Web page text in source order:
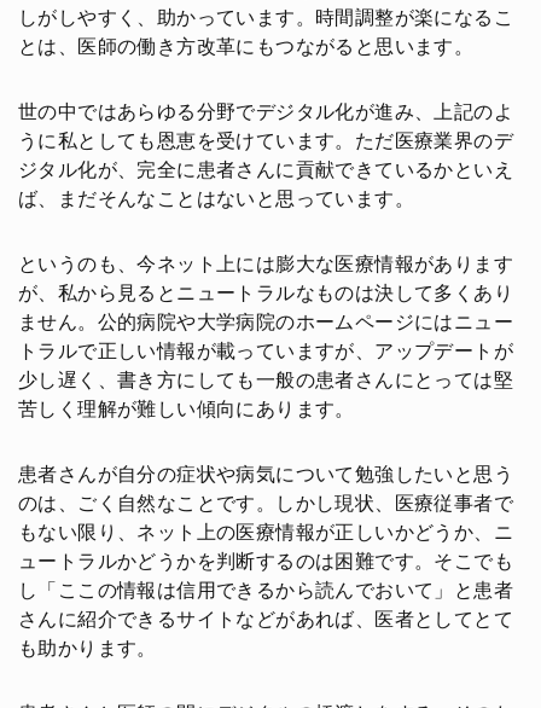
しがしやすく、助かっています。時間調整が楽になるこ
とは、医師の働き方改革にもつながると思います。
世の中ではあらゆる分野でデジタル化が進み、上記のよ
うに私としても恩恵を受けています。ただ医療業界のデ
ジタル化が、完全に患者さんに貢献できているかといえ
ば、まだそんなことはないと思っています。
というのも、今ネット上には膨大な医療情報があります
が、私から見るとニュートラルなものは決して多くあり
ません。公的病院や大学病院のホームページにはニュー
トラルで正しい情報が載っていますが、アップデートが
少し遅く、書き方にしても一般の患者さんにとっては堅
苦しく理解が難しい傾向にあります。
患者さんが自分の症状や病気について勉強したいと思う
のは、ごく自然なことです。しかし現状、医療従事者で
もない限り、ネット上の医療情報が正しいかどうか、ニ
ュートラルかどうかを判断するのは困難です。そこでも
し「ここの情報は信用できるから読んでおいて」と患者
さんに紹介できるサイトなどがあれば、医者としてとて
も助かります。